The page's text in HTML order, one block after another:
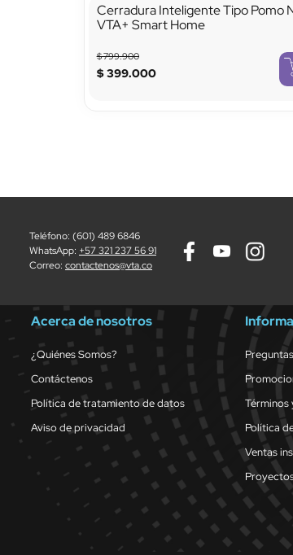
Cerradura Inteligente Tipo Pomo
VTA+ Smart Home
$799.900
$399.000
Teléfono: (601) 489 6846
WhatsApp: +57 321 237 56 91
Correo: contactenos@vta.co
Acerca de nosotros
¿Quiénes Somos?
Contáctenos
Política de tratamiento de datos
Aviso de privacidad
Términos
Política
Ventas